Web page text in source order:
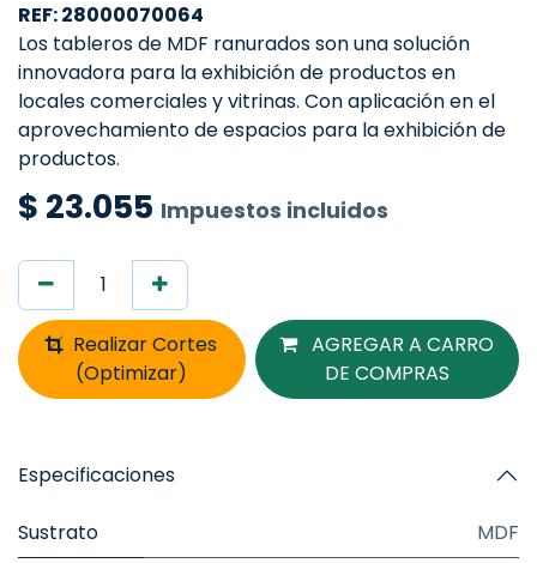
REF: 28000070064
Los tableros de MDF ranurados son una solución
innovadora para la exhibición de productos en
locales comerciales y vitrinas. Con aplicación en el
aprovechamiento de espacios para la exhibición de
productos.
$ 23.055 Impuestos incluidos
Realizar Cortes
(Optimizar)
AGREGAR A CARRO
DE COMPRAS
Especificaciones
Sustrato
MDF